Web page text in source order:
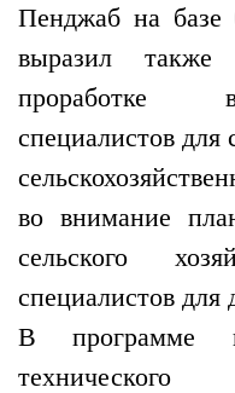
Пенджаб на базе
выразил также
проработке
специалистов для
во внимание
сельского
специалистов для
В программе